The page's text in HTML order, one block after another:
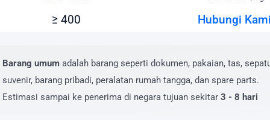
mendapatkan estimasi biaya yang akurat, masukkan
menghubungi tim layanan pelanggan kami untuk
pengiriman dalam jumlah besar atau barang dengan
khusus.
≥ 400 Hubungi Kami
Barang umum adalah barang seperti dokumen, pakaian, tas,
suvenir, barang pribadi, peralatan rumah tangga, dan spare parts.
Estimasi sampai ke penerima di negara tujuan sekitar 3 - 8 hari